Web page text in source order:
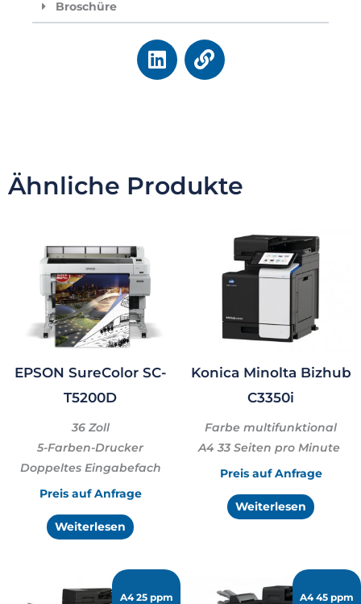
Broschüre
L
i
n
V
e
f
Ähnliche Produkte
EPSON SureColor SC-
T5200D
36 Zoll
5-Farben-Drucker
Doppeltes Eingabefach
Preis auf Anfrage
Weiterlesen
Konica Minolta Bizhub
C3350i
Farbe multifunktional
A4 33 Seiten pro Minute
Preis auf Anfrage
Weiterlesen
A4 25 ppm A4 45 ppm